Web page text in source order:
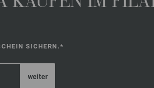
SICHERN.*